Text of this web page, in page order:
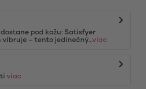
pod kožu: Satisfyer
– tento jedinečný...viac
viac